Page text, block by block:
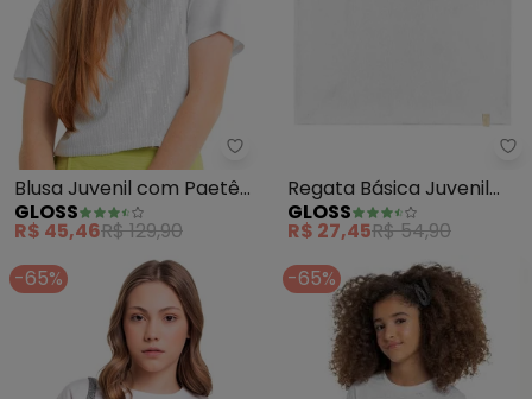
Gloss - Blusa Juvenil com
Blusa Juvenil com Paetê
para Menina (Branco)
GLOSS
R$ 45,46R$ 129,90
Regata Básica Juvenil
para Menina (Branco)
GLOSS
R$ 27,45R$ 54,90
-65%
-65%